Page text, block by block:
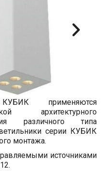
применяются
архитектурного
различного типа
серии КУБИК
монтажа.
источниками